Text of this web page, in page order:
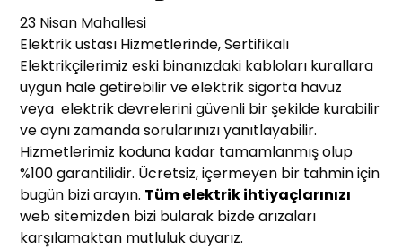
23 Nisan Mahallesi
Elektrik ustası Hizmetlerinde, Sertifikalı
Elektrikçilerimiz eski binanızdaki kabloları kurallara
uygun hale getirebilir ve elektrik sigorta havuz
veya elektrik devrelerini güvenli bir şekilde kurabilir
ve aynı zamanda sorularınızı yanıtlayabilir.
Hizmetlerimiz koduna kadar tamamlanmış olup
%100 garantilidir. Ücretsiz, içermeyen bir tahmin için
bugün bizi arayın. Tüm elektrik ihtiyaçlarınızı
web sitemizden bizi bularak bizde arızaları
karşılamaktan mutluluk duyarız.